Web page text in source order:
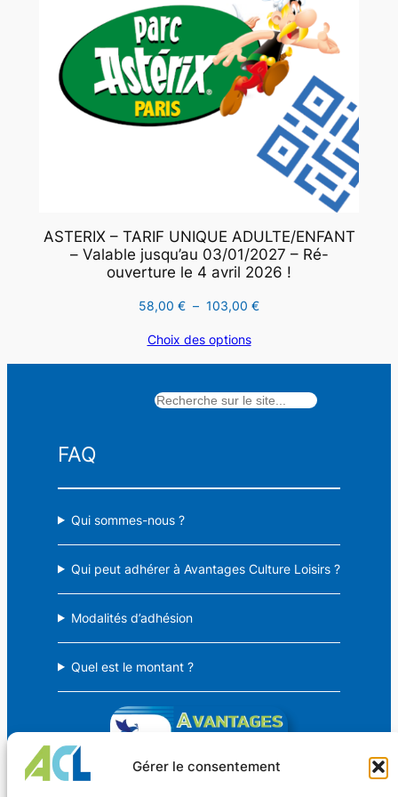
Gérer le consentement
ASTERIX – TARIF UNIQUE ADULTE/ENFANT
– Valable jusqu’au 03/01/2027 – Ré-
ouverture le 4 avril 2026 !
58,00 € – 103,00 €Plage
58,00 €
103,00 €
Choix des options
FAQ
Qui sommes-nous ?
Qui peut adhérer à Avantages Culture Loisirs ?
Modalités d’adhésion
Quel est le montant ?